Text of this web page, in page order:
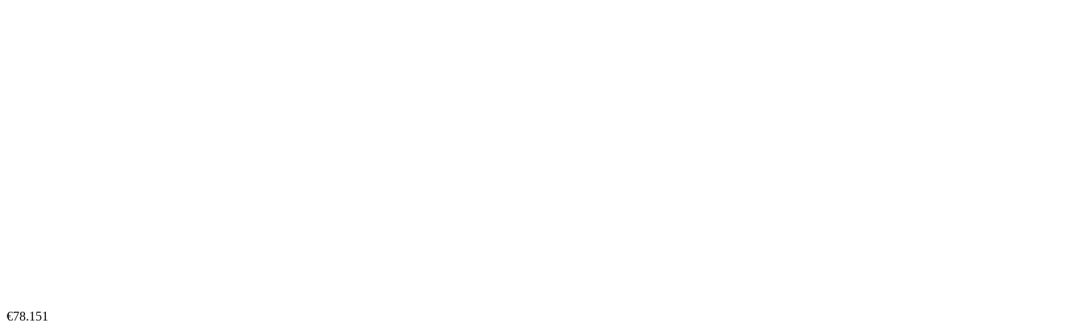
€78.151